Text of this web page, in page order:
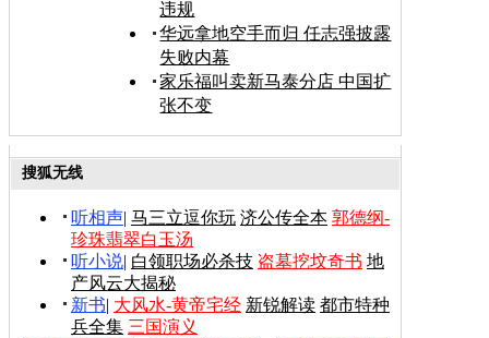
违规
华远拿地空手而归 任志强披露
失败内幕
家乐福叫卖新马泰分店 中国扩
张不变
搜狐无线
听相声| 马三立逗你玩 济公传全本 郭德纲-
珍珠翡翠白玉汤
听小说| 白领职场必杀技 盗墓挖坟奇书 地
产风云大揭秘
新书| 大风水-黄帝宅经 新锐解读 都市特种
兵全集 三国演义